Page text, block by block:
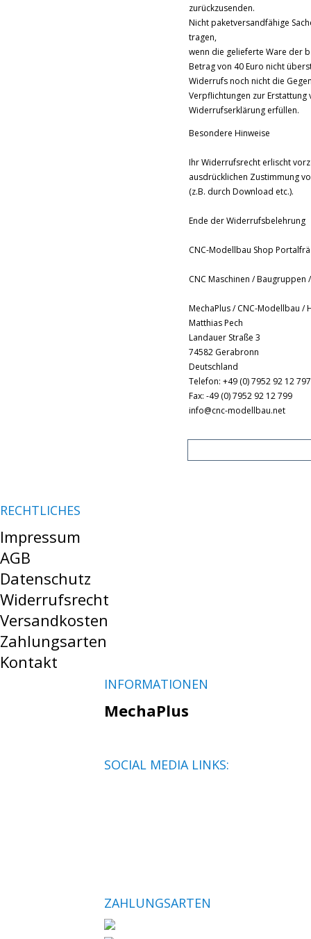
zurückzusenden.
Nicht paketversandfähige
tragen,
wenn die gelieferte Ware der
Betrag von 40 Euro nicht
Widerrufs noch nicht die
Verpflichtungen zur Erstattung
Widerrufserklärung erfüllen.
Besondere Hinweise
Ihr Widerrufsrecht erlischt
ausdrücklichen Zustimmung
(z.B. durch Download etc.).
Ende der Widerrufsbelehrung
CNC-Modellbau Shop
CNC Maschinen /
MechaPlus / CNC-Modellbau /
Matthias Pech
Landauer Straße 3
74582 Gerabronn
Deutschland
Telefon: +49 (0) 7952 92 12
Fax: -49 (0) 7952 92 12 799
info@cnc-modellbau.net
RECHTLICHES
Impressum
AGB
Datenschutz
Widerrufsrecht
Versandkosten
Zahlungsarten
Kontakt
INFORMATIONEN
MechaPlus
SOCIAL MEDIA LINKS:
ZAHLUNGSARTEN